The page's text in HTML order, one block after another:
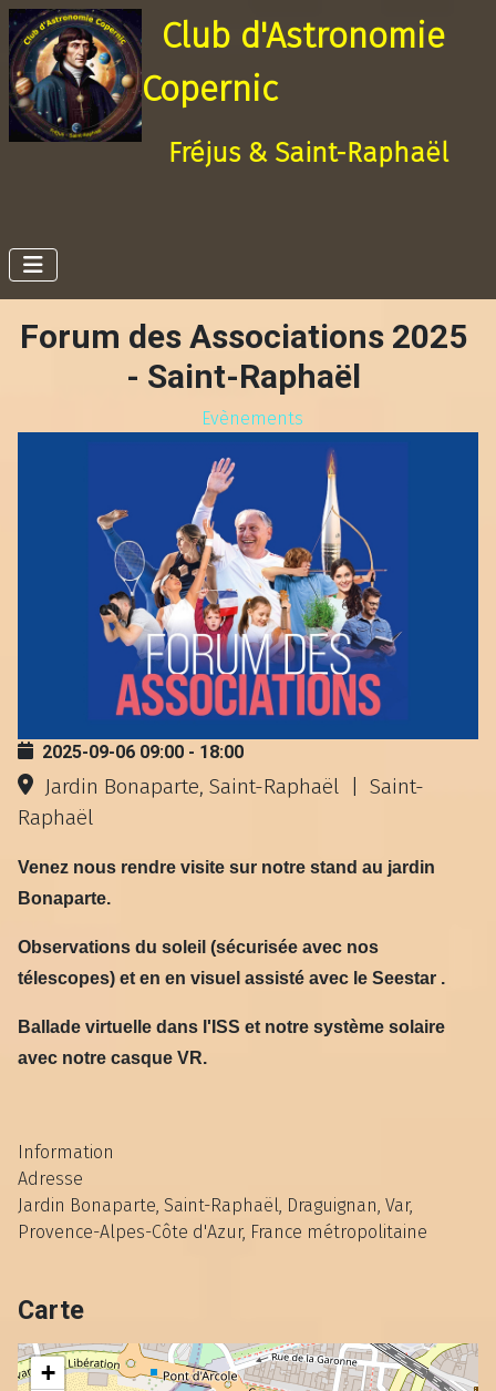
Club d'Astronomie
Copernic
Fréjus & Saint-Raphaël
Forum des Associations 2025
- Saint-Raphaël
Evènements
2025-09-06 09:00 - 18:00
Jardin Bonaparte, Saint-Raphaël
Saint-
Raphaël
Venez nous rendre visite sur notre stand au jardin
Bonaparte.
Observations du soleil (sécurisée avec nos
télescopes) et en en visuel assisté avec le Seestar .
Ballade virtuelle dans l'ISS et notre système solaire
avec notre casque VR.
Information
Adresse
Jardin Bonaparte, Saint-Raphaël, Draguignan, Var,
Provence-Alpes-Côte d'Azur, France métropolitaine
Carte
+